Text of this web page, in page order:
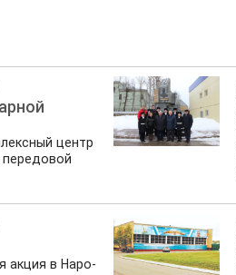
центр
акция в Наро-